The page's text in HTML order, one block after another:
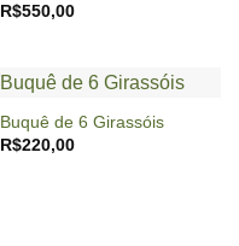
R$550,00
Buquê de 6 Girassóis
R$220,00